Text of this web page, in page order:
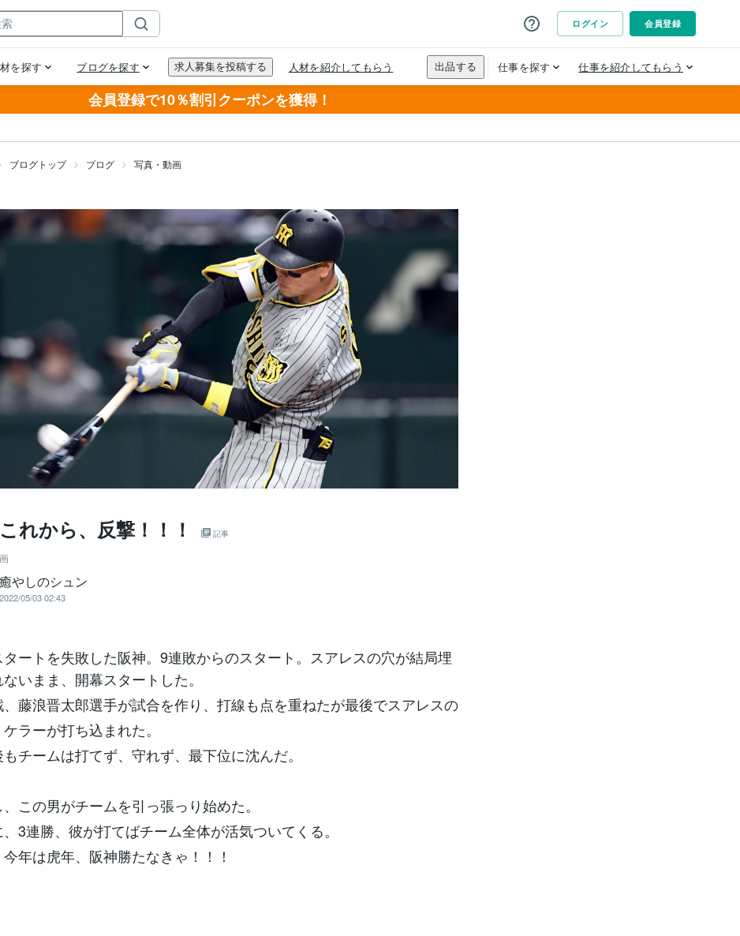
会員登録で10％割引クーポンを獲得！
ブログトップ ブログ 写真・動画
れから、反撃！！！ 記事
癒やしのシュン
2022/05/03 02:43
タートを失敗した阪神。9連敗からのスタート。スアレスの穴が結局埋
いまま、開幕スタートした。
、藤浪晋太郎選手が試合を作り、打線も点を重ねたが最後でスアレスの
ラーが打ち込まれた。
チームは打てず、守れず、最下位に沈んだ。
、この男がチームを引っ張っり始めた。
3連勝、彼が打てばチーム全体が活気ついてくる。
年は虎年、阪神勝たなきゃ！！！